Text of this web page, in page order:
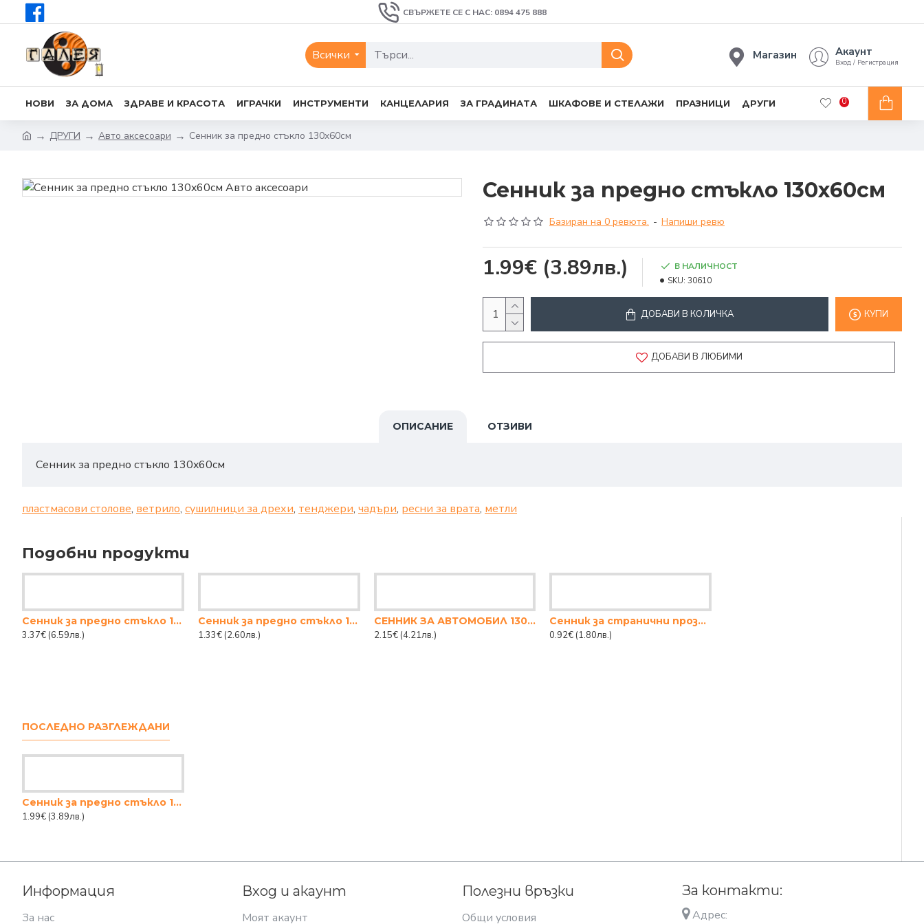
СВЪРЖЕТЕ СЕ С НАС: 0894 475 888
Всички Магазин Акаунт
Вход / Регистрация
НОВИ ЗА ДОМА ЗДРАВЕ И КРАСОТА ИГРАЧКИ ИНСТРУМЕНТИ КАНЦЕЛАРИЯ ЗА ГРАДИНАТА ШКАФОВЕ И СТЕЛАЖИ ПРАЗНИЦИ ДРУГИ 0
ДРУГИ Авто аксесоари Сенник за предно стъкло 130x60см
Сенник за предно стъкло 130x60см
Базиран на 0 ревюта. - Напиши ревю
1.99€ (3.89лв.)
В НАЛИЧНОСТ
SKU: 30610
ДОБАВИ В КОЛИЧКА КУПИ
ДОБАВИ В ЛЮБИМИ
ОПИСАНИЕ ОТЗИВИ
Сенник за предно стъкло 130x60см
пластмасови столове, ветрило, сушилници за дрехи, тенджери, чадъри, ресни за врата, метли
Подобни продукти
Сенник за предно стъкло 110x60 см.
3.37€ (6.59лв.)
Сенник за предно стъкло 130см х 60cm
1.33€ (2.60лв.)
СЕННИК ЗА АВТОМОБИЛ 130X60CM С КАРТИНКА
2.15€ (4.21лв.)
Сенник за странични прозорци - сиви 2 бр.
0.92€ (1.80лв.)
ПОСЛЕДНО РАЗГЛЕЖДАНИ
Сенник за предно стъкло 130x60см
1.99€ (3.89лв.)
Информация
За нас
Вход и акаунт
Моят акаунт
Полезни връзки
Общи условия
За контакти:
Адрес: